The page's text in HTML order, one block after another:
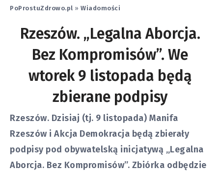
PoProstuZdrowo.pl » Wiadomości
Rzeszów. „Legalna Aborcja.
Bez Kompromisów”. We
wtorek 9 listopada będą
zbierane podpisy
Rzeszów. Dzisiaj (tj. 9 listopada) Manifa
Rzeszów i Akcja Demokracja będą zbierały
podpisy pod obywatelską inicjatywą „Legalna
Aborcja. Bez Kompromisów”. Zbiórka odbędzie